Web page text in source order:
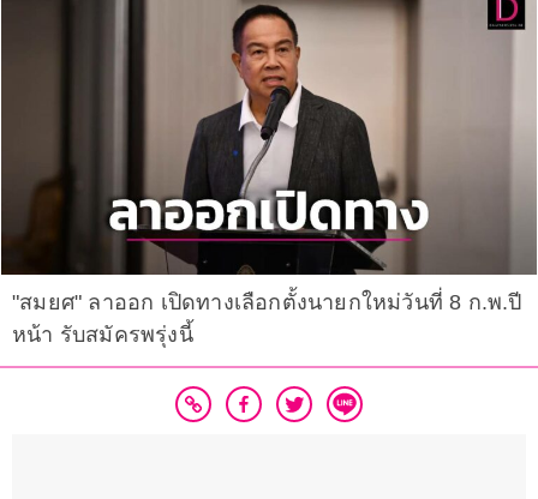
"สมยศ" ลาออก เปิดทางเลือกตั้งนายกใหม่วันที่ 8 ก.พ.ปี
หน้า รับสมัครพรุ่งนี้